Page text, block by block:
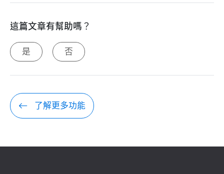
這篇文章有幫助嗎？
是 否
了解更多功能